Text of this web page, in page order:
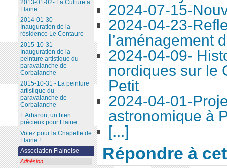
2024-07-15-
2024-04-23-
l’aménagement
2024-04-09-
nordiques sur le
Petit
2024-04-01-
astronomique à
[...]
Répondre à
2013-01-02- La Culture à
Flaine
2014-01-30 -
Inauguration de la
résidence Le Centaure
2015-10-31 -
Inauguration de la
peinture artistique du
paravalanche de
Corbalanche
2015-10-31 - La peinture
artistique du
paravalanche de
Corbalanche
L’Arbaron, un bien
précieux pour Flaine
Votez pour la Chapelle de
Flaine !
Association Flainoise
Adhésion